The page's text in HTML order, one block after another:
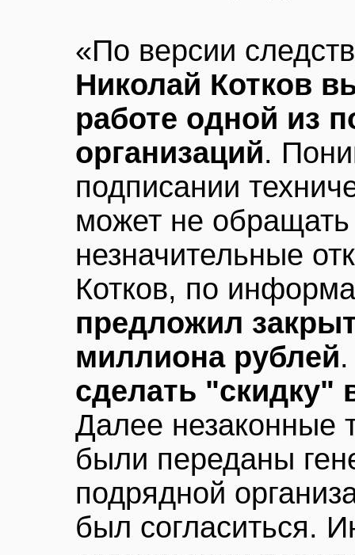
«По версии
Николай Котков
работе одной из
организаций.
подписании
может не
незначительные
Котков, по
предложил
миллиона рублей
сделать "скидку"
Далее незаконные
были переданы
подрядной
был согласиться.